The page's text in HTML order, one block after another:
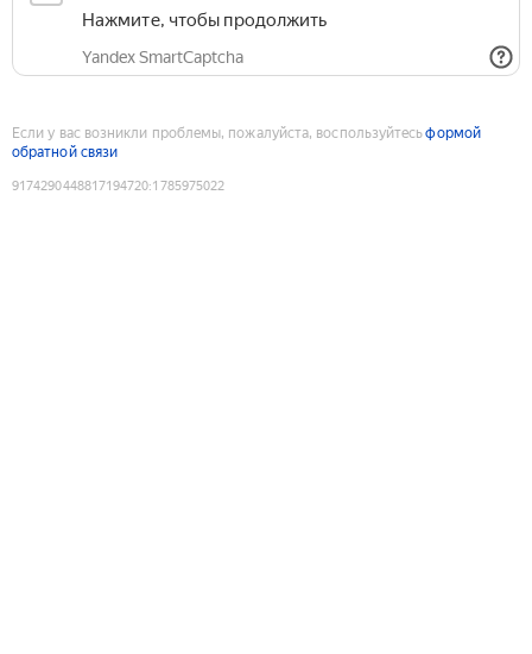
Нажмите, чтобы продолжить
Yandex SmartCaptcha
Если у вас возникли проблемы, пожалуйста, воспользуйтесьформой
обратной связи
9174290448817194720:1785975022